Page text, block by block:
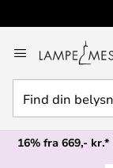
to
Content
din
belysning
16% fra 669,- kr.*